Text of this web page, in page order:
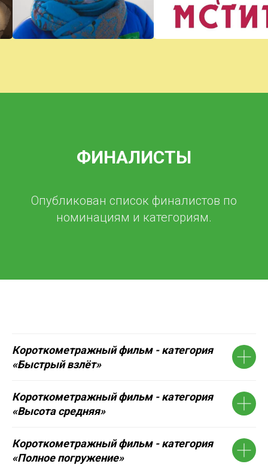
ФИНАЛИСТЫ
Опубликован список финалистов по
номинациям и категориям.
Короткометражный фильм - категория
«Быстрый взлёт»
Короткометражный фильм - категория
«Высота средняя»
Короткометражный фильм - категория
«Полное погружение»